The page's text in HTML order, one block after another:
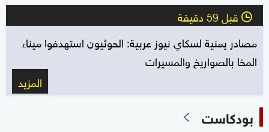
l قبل 59 دقيقة
مصادر يمنية لسكاي نيوز عربية: الحوثيون استهدفوا ميناء
المخا بالصواريخ والمسيرات
المزيد
بودكاست